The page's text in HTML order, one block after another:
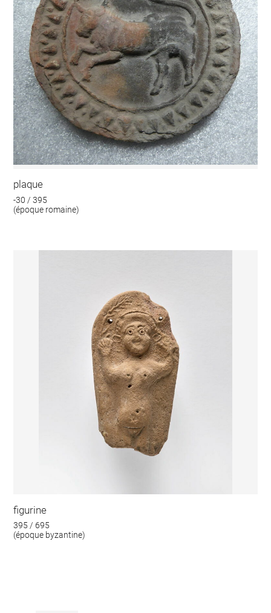
plaque
-30 / 395
(époque romaine)
figurine
395 / 695
(époque byzantine)